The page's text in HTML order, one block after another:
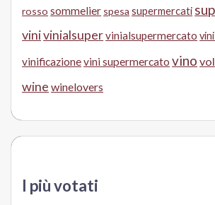
rosso sommelier spesa supermercati
vinivinialsupervinialsupermercato
vinificazionevini supermercato vino
wine winelovers
I più votati